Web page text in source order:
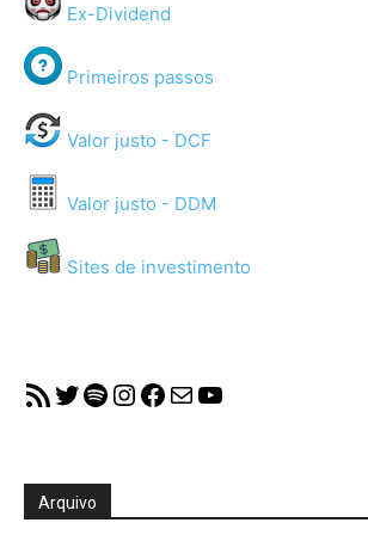
Ex-Dividend
Primeiros passos
Valor justo - DCF
Valor justo - DDM
Sites de investimento
RSS FeedTwitter
Spotify
Instagram
Facebook
MailYouTube
Arquivo